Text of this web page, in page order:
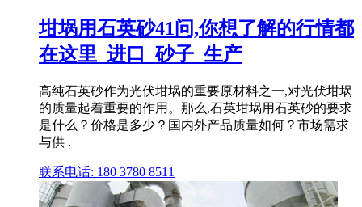
坩埚用石英砂41问,你想了解的行情都
在这里_进口_砂子_生产
高纯石英砂作为光伏坩埚的重要原材料之一,对光伏坩埚
的质量起着重要的作用。那么,石英坩埚用石英砂的要求
是什么？价格是多少？国内外产品质量如何？市场需求
与供 .
联系电话: 180 3780 8511